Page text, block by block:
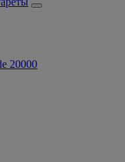
20000